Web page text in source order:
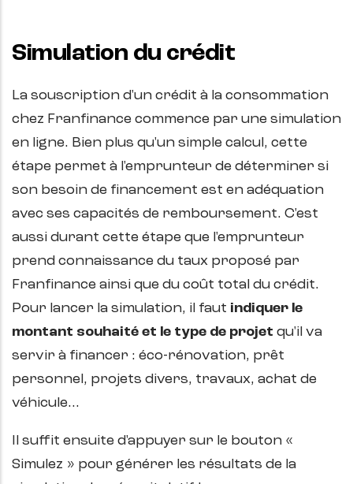
Simulation du crédit
La souscription d'un crédit à la consommation
chez Franfinance commence par une simulation
en ligne. Bien plus qu'un simple calcul, cette
étape permet à l'emprunteur de déterminer si
son besoin de financement est en adéquation
avec ses capacités de remboursement. C'est
aussi durant cette étape que l'emprunteur
prend connaissance du taux proposé par
Franfinance ainsi que du coût total du crédit.
Pour lancer la simulation, il faut indiquer le
montant souhaité et le type de projet qu'il va
servir à financer : éco-rénovation, prêt
personnel, projets divers, travaux, achat de
véhicule…
Il suffit ensuite d'appuyer sur le bouton «
Simulez » pour générer les résultats de la